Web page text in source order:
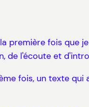
première fois que
de l'écoute et
fois, un texte